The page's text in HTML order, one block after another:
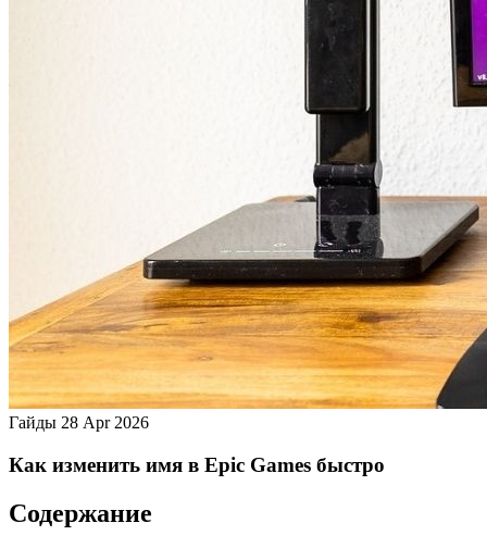
Гайды 28 Apr 2026
Как изменить имя в Epic Games быстро
Содержание